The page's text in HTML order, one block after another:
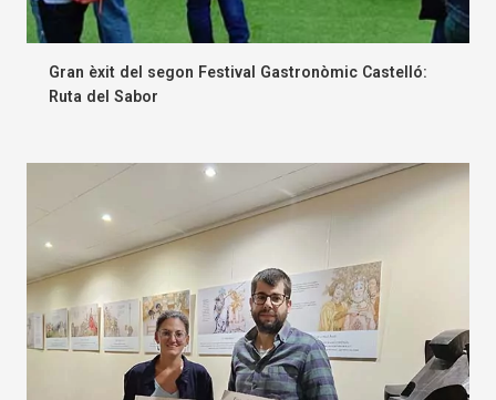
Gran èxit del segon Festival Gastronòmic Castelló:
Ruta del Sabor